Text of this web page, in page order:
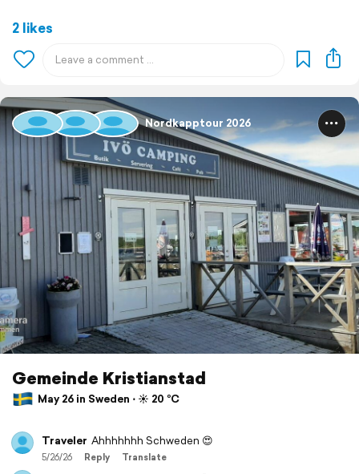
2 likes
Nordkapptour 2026
Gemeinde Kristianstad
May 26 in Sweden ⋅ ☀️ 20 °C
Traveler Ahhhhhhh Schweden 😍
5/26/26 Reply Translate